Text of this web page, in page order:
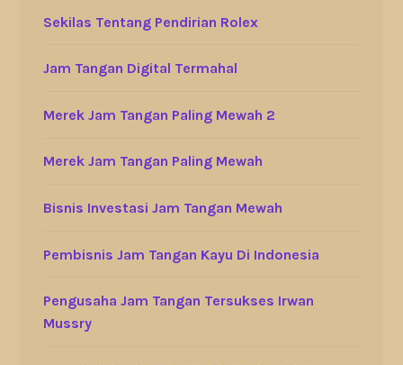
Sekilas Tentang Pendirian Rolex
Jam Tangan Digital Termahal
Merek Jam Tangan Paling Mewah 2
Merek Jam Tangan Paling Mewah
Bisnis Investasi Jam Tangan Mewah
Pembisnis Jam Tangan Kayu Di Indonesia
Pengusaha Jam Tangan Tersukses Irwan
Mussry